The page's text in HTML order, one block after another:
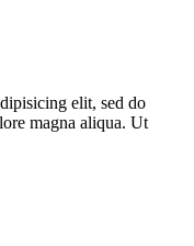
elit, sed do
magna aliqua. Ut